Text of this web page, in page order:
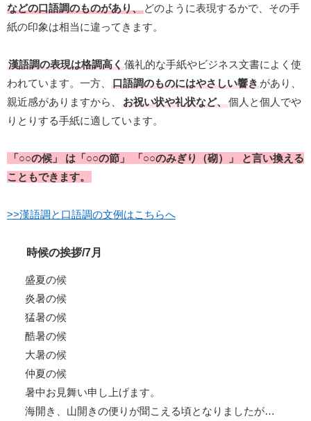
などの口語調のものがあり、どのように表現するかで、その手
紙の印象は相当に違ってきます。
漢語調の表現は格調高く儀礼的な手紙やビジネス文書によく使
われています。一方、
口語調のものにはやさしい響きがあり、
親近感がありますから、
お祝い状や礼状など、個人と個人でや
りとりする手紙に適しています。
「○○の候」 は「○○の節」 「○○のみぎり（砌）」 と言い換える
こともできます。
>>漢語調と口語調の文例はこちらへ
時候の挨拶/7月
盛夏の候
炎暑の候
猛暑の候
酷暑の候
大暑の候
仲夏の候
暑中お見舞い申し上げます。
海開き、山開きの便りが聞こえる頃となりましたが…